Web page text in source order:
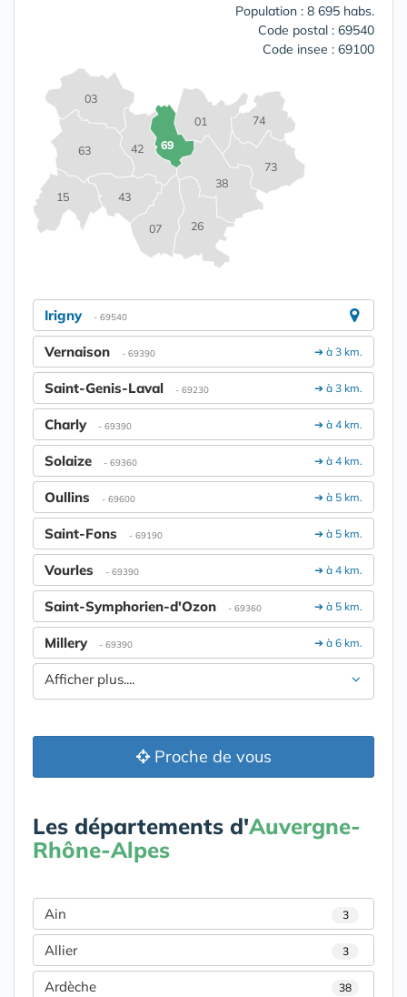
Population : 8 695 habs.
Code postal : 69540
Code insee : 69100
01
03
07
15
26
38
42
43
63
69
73
74
Irigny - 69540
➔ à 3 km.
Vernaison - 69390
➔ à 3 km.
Saint-Genis-Laval - 69230
➔ à 4 km.
Charly - 69390
➔ à 4 km.
Solaize - 69360
➔ à 5 km.
Oullins - 69600
➔ à 5 km.
Saint-Fons - 69190
➔ à 4 km.
Vourles - 69390
➔ à 5 km.
Saint-Symphorien-d'Ozon - 69360
➔ à 6 km.
Millery - 69390
Afficher plus....
Proche de vous
Les départements d'Auvergne-
Rhône-Alpes
Ain 3
Allier 3
Ardèche 38